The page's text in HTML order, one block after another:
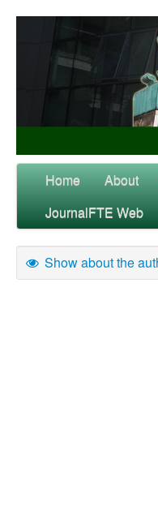
Home About
JournalFTE Web
Show about the